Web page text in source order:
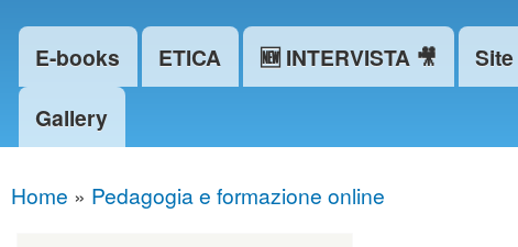
Main menu
E-books ETICA 🆕 INTERVISTA 🎥
Gallery
You are here
Home » Pedagogia e formazione online